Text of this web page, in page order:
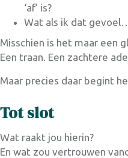
‘af’ is?
Wat als ik dat
Misschien is het maar een
Een traan. Een zachtere
Maar precies daar begint
Tot slot
Wat raakt jou hierin?
En wat zou vertrouwen